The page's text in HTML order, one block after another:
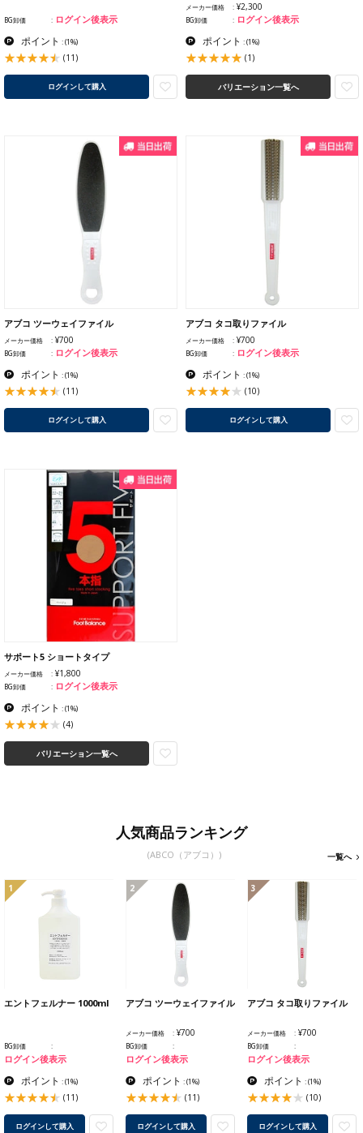
BG卸価 ログイン後表示
ポイント :(1%)
(11)
ログインして購入
メーカー価格 ¥2,300
BG卸価 ログイン後表示
ポイント :(1%)
(1)
バリエーション一覧へ
アブコ ツーウェイファイル
メーカー価格 ¥700
BG卸価 ログイン後表示
ポイント :(1%)
(11)
ログインして購入
アブコ タコ取りファイル
メーカー価格 ¥700
BG卸価 ログイン後表示
ポイント :(1%)
(10)
ログインして購入
サポート5 ショートタイプ
メーカー価格 ¥1,800
BG卸価 ログイン後表示
ポイント :(1%)
(4)
バリエーション一覧へ
人気商品ランキング
(ABCO（アブコ）) 一覧へ
1
エントフェルナー 1000ml
BG卸価
ログイン後表示
ポイント :(1%)
(11)
ログインして購入
2
アブコ ツーウェイファイル
メーカー価格 ¥700
BG卸価
ログイン後表示
ポイント :(1%)
(11)
ログインして購入
3
アブコ タコ取りファイル
メーカー価格 ¥700
BG卸価
ログイン後表示
ポイント :(1%)
(10)
ログインして購入